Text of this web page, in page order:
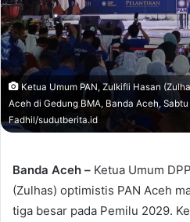
Ketua Umum PAN, Zulkifli Hasan
Aceh di Gedung BMA, Banda Aceh,
Fadhil/sudutberita.id
Banda Aceh – Ketua Umum
(Zulhas) optimistis PAN Aceh
tiga besar pada Pemilu 2029.